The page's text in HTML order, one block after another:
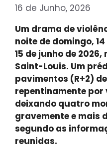
16 de Junho, 2026
Um drama de
noite de domingo,
15 de junho de
Saint-Louis. Um
pavimentos (R+2)
repentinamente
deixando quatro
gravemente e mais
segundo as
reunidas.